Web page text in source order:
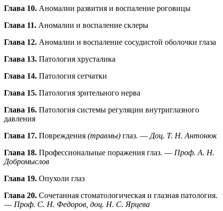
Глава 10. Аномалии развития и воспаление роговицы
Глава 11. Аномалии и воспаление склеры
Глава 12. Аномалии и воспаление сосудистой оболочки глаза
Глава 13. Патология хрусталика
Глава 14. Патология сетчатки
Глава 15. Патология зрительного нерва
Глава 16. Патология системы регуляции внутриглазного
давления
Глава 17. Повреждения (травмы) глаз. — Доц. Т. Н. Антонюк
Глава 18. Профессиональные поражения глаз. — Проф. А. Н.
Добромыслов
Глава 19. Опухоли глаз
Глава 20. Сочетанная стоматологическая и глазная патология.
— Проф. С. Н. Федоров, доц. Н. С. Ярцева